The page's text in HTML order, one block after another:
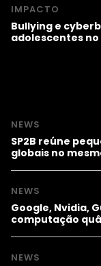
IMPACTO
Bullying e
adolescentes no
NEWS
SP2B reúne
globais no
NEWS
Google, Nvidia,
computação
NEWS